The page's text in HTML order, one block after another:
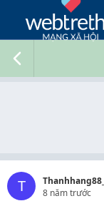
T
Thanhhang88__
8 năm trước